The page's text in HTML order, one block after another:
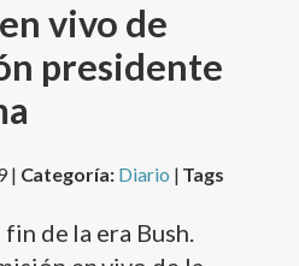
vivo de
presidente
| Categoría: Diario | Tags
de la era Bush.